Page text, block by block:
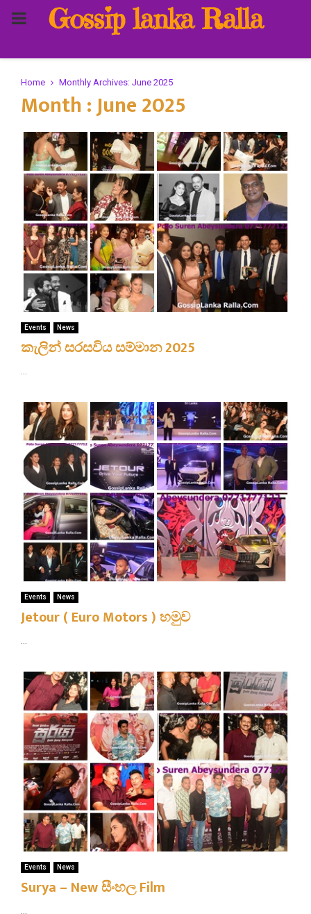
PRIMARY
MENU
Gossip lanka Ralla
Home Monthly Archives: June 2025
Month : June 2025
Events News
කැලින් සරසවිය සම්මාන 2025
Events News
Jetour ( Euro Motors ) හමුව
...
Events News
Surya – New සීංහල Film